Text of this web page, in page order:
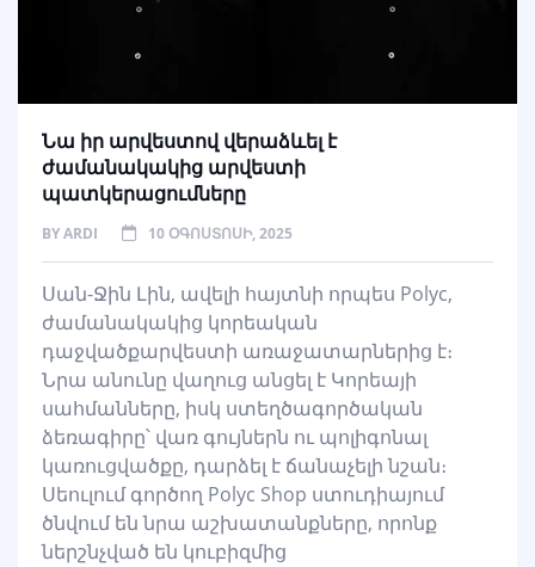
Նա իր արվեստով վերաձևել է
ժամանակակից արվեստի
պատկերացումները
BYARDI 10 ՕԳՈՍՏՈՍԻ, 2025
Սան-Ջին Լին, ավելի հայտնի որպես Polyc,
ժամանակակից կորեական
դաջվածքարվեստի առաջատարներից է։
Նրա անունը վաղուց անցել է Կորեայի
սահմանները, իսկ ստեղծագործական
ձեռագիրը՝ վառ գույներն ու պոլիգոնալ
կառուցվածքը, դարձել է ճանաչելի նշան։
Սեուլում գործող Polyc Shop ստուդիայում
ծնվում են նրա աշխատանքները, որոնք
ներշնչված են կուբիզմից